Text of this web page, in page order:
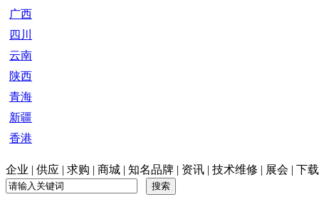
广西
四川
云南
陕西
青海
新疆
香港
企业 | 供应 | 求购 | 商城 | 知名品牌 | 资讯 | 技术维修 | 展会 | 下载